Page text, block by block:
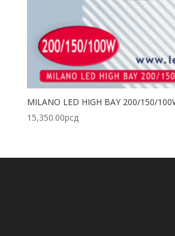
MILANO LED HIGH BAY 200/150/
15,350.00рсд